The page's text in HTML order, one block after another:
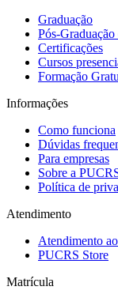
Graduação
Pós-
Certificações
Cursos
Formação
Informações
Como funciona
Dúvidas
Para empresas
Sobre a
Política de
Atendimento
Atendimento
PUCRS Store
Matrícula